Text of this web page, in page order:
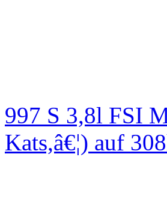
997 S 3,8l FSI
Kats,â€¦) auf